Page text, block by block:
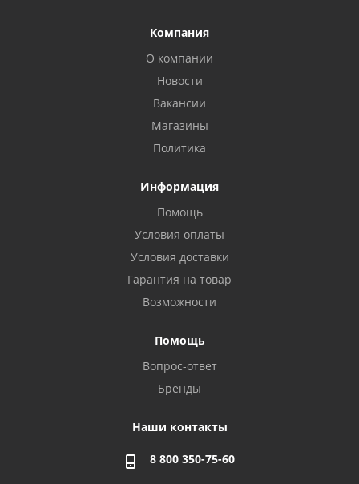
Компания
О компании
Новости
Вакансии
Магазины
Политика
Информация
Помощь
Условия оплаты
Условия доставки
Гарантия на товар
Возможности
Помощь
Вопрос-ответ
Бренды
Наши контакты
8 800 350-75-60